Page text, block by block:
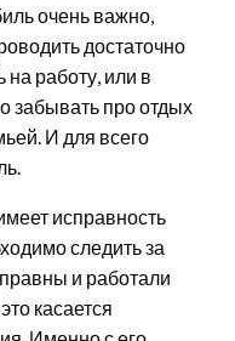
очень важно,
достаточно
работу, или в
забывать про отдых
И для всего
исправность
следить за
и работали
касается